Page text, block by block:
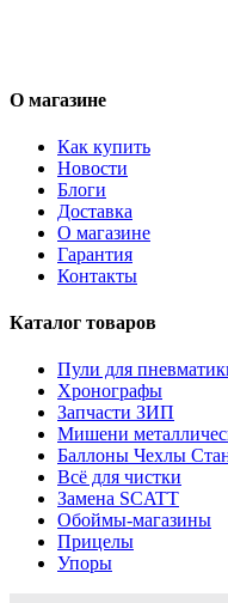
О магазине
Как купить
Новости
Блоги
Доставка
О магазине
Гарантия
Контакты
Каталог товаров
Пули для
Хронографы
Запчасти ЗИП
Мишени
Баллоны Чехлы
Всё для чистки
Замена SCATT
Обоймы-магазины
Прицелы
Упоры